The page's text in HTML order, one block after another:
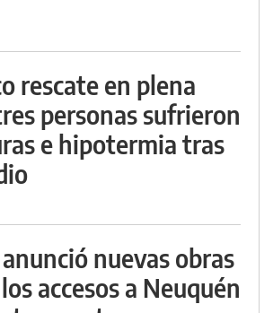
rescate en plena
personas sufrieron
e hipotermia tras
nuevas obras
accesos a Neuquén